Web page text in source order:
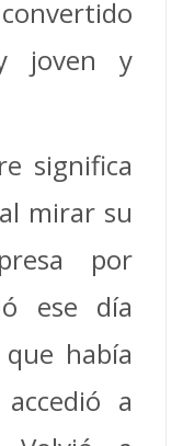
joven y
significa
mirar su
por
ese día
había
a